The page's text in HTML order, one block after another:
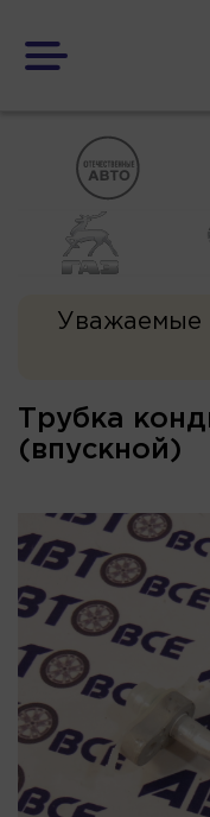
Уважаемые
Трубка
(впускной)